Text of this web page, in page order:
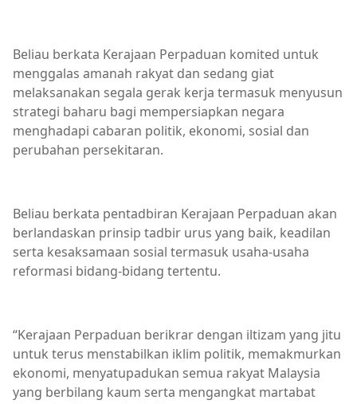
Beliau berkata Kerajaan Perpaduan komited untuk
menggalas amanah rakyat dan sedang giat
melaksanakan segala gerak kerja termasuk menyusun
strategi baharu bagi mempersiapkan negara
menghadapi cabaran politik, ekonomi, sosial dan
perubahan persekitaran.
Beliau berkata pentadbiran Kerajaan Perpaduan akan
berlandaskan prinsip tadbir urus yang baik, keadilan
serta kesaksamaan sosial termasuk usaha-usaha
reformasi bidang-bidang tertentu.
“Kerajaan Perpaduan berikrar dengan iltizam yang jitu
untuk terus menstabilkan iklim politik, memakmurkan
ekonomi, menyatupadukan semua rakyat Malaysia
yang berbilang kaum serta mengangkat martabat